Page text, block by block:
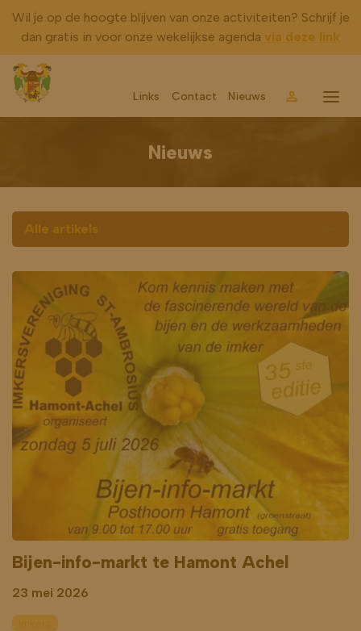
Wil je op de hoogte blijven van onze activiteiten? Schrijf je
dan gratis in voor onze wekelijkse agenda via deze link
Links Contact Nieuws AccountMenu
Nieuws
Alle artikels
Bijen-info-markt te Hamont Achel
23 mei 2026
Imkers